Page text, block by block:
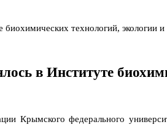
биохимических технологий,
в Институте
Крымского федерального